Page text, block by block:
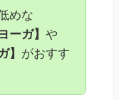
めな
ーガ】や
】 がおすす